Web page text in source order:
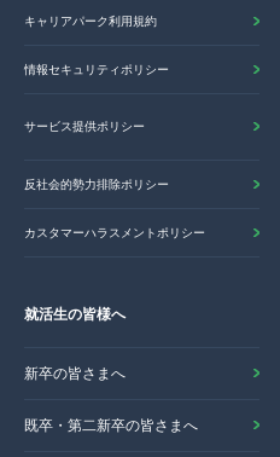
キャリアパーク利用規約
情報セキュリティポリシー
サービス提供ポリシー
反社会的勢力排除ポリシー
カスタマーハラスメントポリシー
就活生の皆様へ
新卒の皆さまへ
既卒・第二新卒の皆さまへ